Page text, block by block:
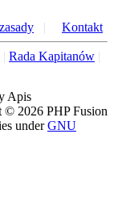
| Kontakt
| Rada Kapitanów |
Apis
2026 PHP Fusion
underGNU